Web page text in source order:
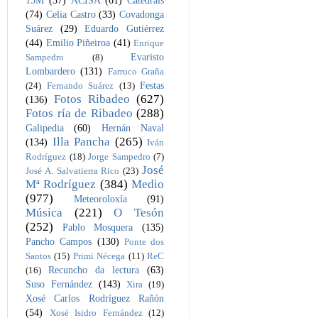
(74) Celia Castro (33) Covadonga
Suárez
(29)
Eduardo Gutiérrez
(44) Emilio Piñeiroa (41) Enrique
Sampedro
(8)
Evaristo
Lombardero (131) Farruco Graña
(24) Fernando Suárez (13) Festas
(136)
Fotos Ribadeo (627)
Fotos ría de Ribadeo (288)
Galipedia (60)
Hernán Naval
(134) Illa Pancha (265) Iván
Rodríguez (18) Jorge Sampedro (7)
José A. Salvatierra Rico (23) José
Mª Rodríguez (384) Medio
(977)
Meteoroloxía (91)
Música (221)
O Tesón
(252)
Pablo Mosquera
(135)
Pancho Campos (130) Ponte dos
Santos (15) Primi Nécega (11) ReC
(16)
Recuncho da lectura
(63)
Suso Fernández (143) Xira (19)
Xosé Carlos Rodríguez Rañón
(54)
Xosé Isidro Fernández (12)